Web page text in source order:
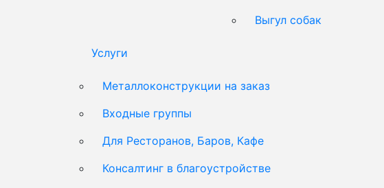
Выгул собак
Услуги
Металлоконструкции на заказ
Входные группы
Для Ресторанов, Баров, Кафе
Консалтинг в благоустройстве